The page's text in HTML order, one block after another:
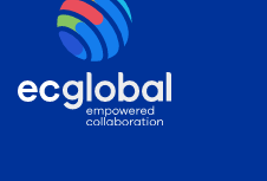
PUBLICADO EM